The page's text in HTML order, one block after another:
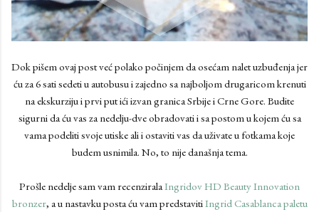
Dok pišem ovaj post već polako počinjem da osećam nalet uzbuđenja jer
ću za 6 sati sedeti u autobusu i zajedno sa najboljom drugaricom krenuti
na ekskurziju i prvi put ići izvan granica Srbije i Crne Gore. Budite
sigurni da ću vas za nedelju-dve obradovati i sa postom u kojem ću sa
vama podeliti svoje utiske ali i ostaviti vas da uživate u fotkama koje
budem usnimila. No, to nije današnja tema.
Prošle nedelje sam vam recenzirala Ingridov HD Beauty Innovation
bronzer, a u nastavku posta ću vam predstaviti Ingrid Casablanca paletu